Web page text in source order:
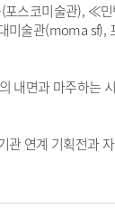
스코미술관),
술관(moma
면과 마주하는
연계 기획전과